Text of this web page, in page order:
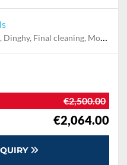
Outboard engine, Permit / Transitlog, Pillow, blanket, sheets, duvet cover, Towels
€2,500.00
€2,064.00